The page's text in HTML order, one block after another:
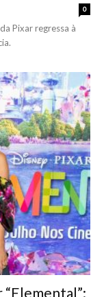
0
Pixar regressa à